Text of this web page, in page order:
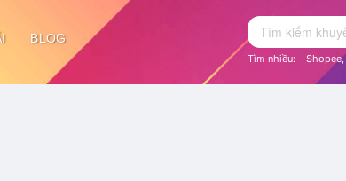
BLOG
Tìm nhiều: Shopee,